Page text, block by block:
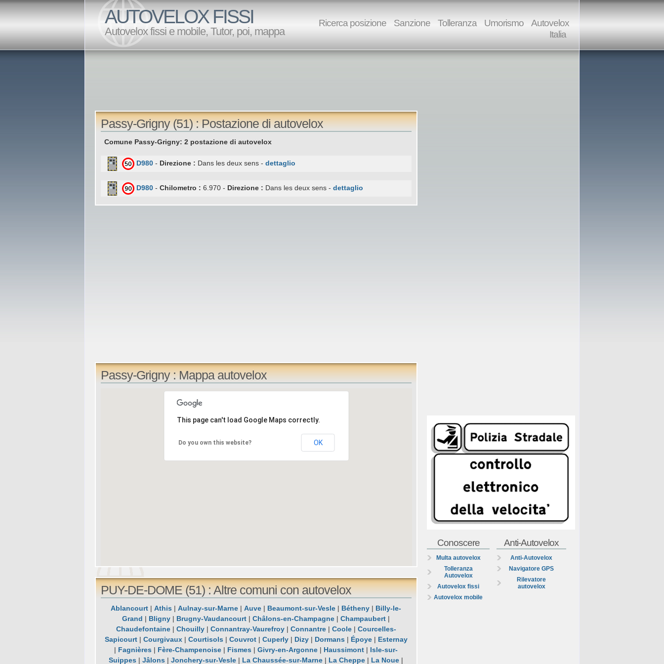
AUTOVELOX FISSI
Autovelox fissi e mobile, Tutor, poi, mappa
Ricerca posizione Sanzione Tolleranza Umorismo
Autovelox
Italia
Passy-Grigny (51) : Postazione di autovelox
Comune Passy-Grigny: 2 postazione di autovelox
D980 - Direzione : Dans les deux sens - dettaglio
D980 - Chilometro : 6.970 - Direzione : Dans les deux sens - dettaglio
Passy-Grigny : Mappa autovelox
This page can't load Google Maps correctly.
Do you own this website? OK
PUY-DE-DOME (51) : Altre comuni con autovelox
Ablancourt |Athis |Aulnay-sur-Marne |Auve | Beaumont-sur-Vesle | Bétheny | Billy-le-
Grand | Bligny | Brugny-Vaudancourt |Châlons-en-Champagne |Champaubert |
Chaudefontaine| Chouilly| Connantray-Vaurefroy| Connantre| Coole| Courcelles-
Sapicourt| Courgivaux| Courtisols | Couvrot| Cuperly| Dizy| Dormans | Époye| Esternay
| Fagnières | Fère-Champenoise | Fismes |Givry-en-Argonne | Haussimont | Isle-sur-
Suippes |Jâlons |Jonchery-sur-Vesle | La Chaussée-sur-Marne | La Cheppe | La Noue |
Conoscere
Multa autovelox
Tolleranza
Autovelox
Autovelox fissi
Autovelox mobile
Anti-Autovelox
Anti-Autovelox
Navigatore GPS
Rilevatore
autovelox